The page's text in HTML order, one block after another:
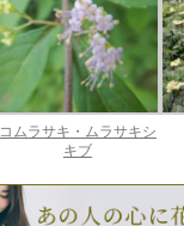
コムラサキ・ムラサキシ
キブ